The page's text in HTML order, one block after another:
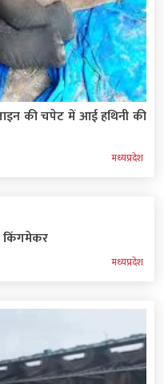
की चपेट में आई हथिनी की
मध्‍यप्रदेश
किंगमेकर
मध्‍यप्रदेश